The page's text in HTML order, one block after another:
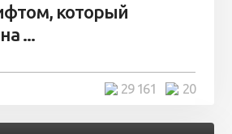
который
...
20
29 161